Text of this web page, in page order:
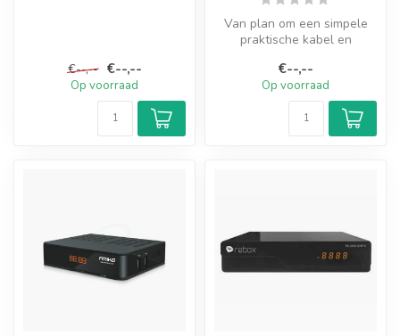
€--,-- €--,--
Op voorraad
Van plan om een ​​simpele
praktische kabel en
kopen? Dan...
€--,--
Op voorraad